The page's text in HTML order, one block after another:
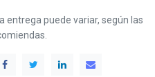
entrega puede variar, según las